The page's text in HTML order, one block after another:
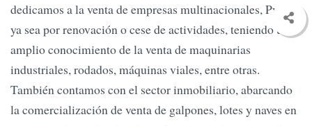
dedicamos a la venta de empresas multinacionales, Pymes,
ya sea por renovación o cese de actividades, teniendo un
amplio conocimiento de la venta de maquinarias
industriales, rodados, máquinas viales, entre otras.
También contamos con el sector inmobiliario, abarcando
la comercialización de venta de galpones, lotes y naves en